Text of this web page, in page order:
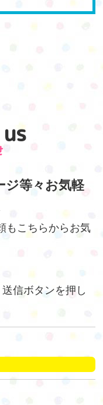
ジ等々お気軽
もこちらからお気
信ボタンを押し